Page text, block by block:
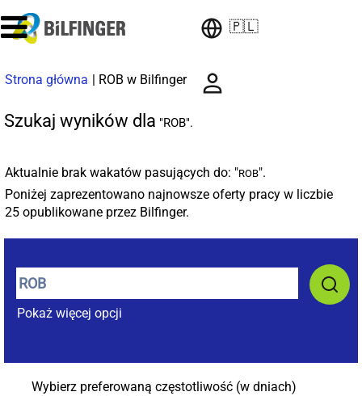
🇵🇱
Strona główna | ROB w Bilfinger(bieżąca
strona)
Szukaj wyników dla "ROB".
Aktualnie brak wakatów pasujących do: "ROB".
Poniżej zaprezentowano najnowsze oferty pracy w liczbie
25 opublikowane przez Bilfinger.
Pokaż więcej opcji
Wybierz preferowaną częstotliwość (w dniach)